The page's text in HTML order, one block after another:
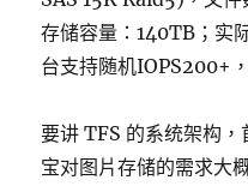
存储容量：140TB；实
台支持随机IOPS200+
要讲 TFS 的系统架构
宝对图片存储的需求大